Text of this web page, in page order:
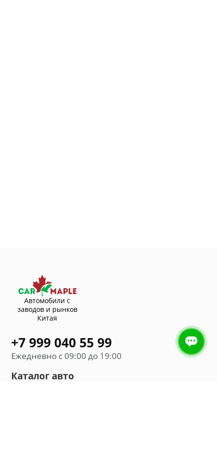
Автомобили с
заводов и рынков
Китая
+7 999 040 55 99
Ежедневно с 09:00 до 19:00
Каталог авто